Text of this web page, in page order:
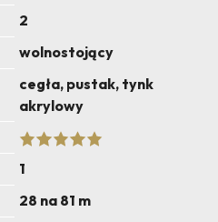
2
wolnostojący
cegła, pustak, tynk
akrylowy
1
28 na 81 m